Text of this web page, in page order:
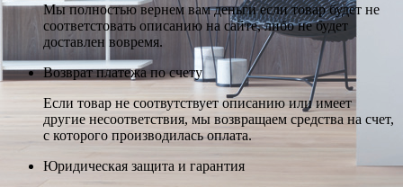
Мы полностью вернем вам деньги если товар будет не
соответстовать описанию на сайте, либо не будет
доставлен вовремя.
Возврат платежа по счету
Если товар не соотвутствует описанию или имеет
другие несоответствия, мы возвращаем средства на счет,
с которого производилась оплата.
Юридическая защита и гарантия